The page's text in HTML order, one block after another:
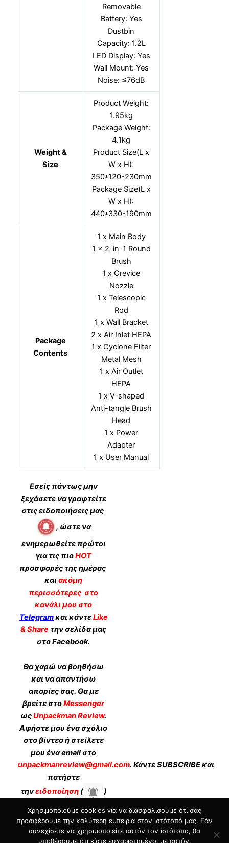
Removable
Battery: Yes
Dustbin
Capacity: 1.2L
LED Display: Yes
Wall Mount: Yes
Noise: ≤76dB
Weight &
Size
Product Weight:
1.95kg
Package Weight:
4.1kg
Product Size(L x
W x H):
350*120*230mm
Package Size(L x
W x H):
440*330*190mm
Package
Contents
1 x Main Body
1 x 2-in-1 Round
Brush
1 x Crevice
Nozzle
1 x Telescopic
Rod
1 x Wall Bracket
2 x Air Inlet HEPA
1 x Cyclone Filter
Metal Mesh
1 x Air Outlet
HEPA
1 x V-shaped
Anti-tangle Brush
Head
1 x Power
Adapter
1 x User Manual
Εσείς πάντως μην
ξεχάσετε να γραφτείτε
στις ειδοποιήσεις μας
, ώστε να
ενημερωθείτε πρώτοι
για τις πιοHOT
προσφορές της ημέρας
καιακόμη
περισσότερες στο
κανάλι μου στο
Telegramκαι κάντεLike
& Share την σελίδα μας
στο Facebook.
Θα χαρώ να βοηθήσω
και να απαντήσω
απορίες σας. Θα με
βρείτε στοMessenger
ωςUnpackman Review.
Αφήστε μου ένα σχόλιο
στο βίντεο ή στείλετε
μου ένα email στο
unpackmanreview@gmail.com. ΚάντεSUBSCRIBEκαι
πατήστε
τηνειδοποίηση(
)
στο κανάλι μου.
Unpackman
Χρησιμοποιούμε cookies για να διασφαλίσουμε ότι σας
προσφέρουμε την καλύτερη εμπειρία στον ιστότοπό μας. Εάν
συνεχίσετε να χρησιμοποιείτε αυτόν τον ιστότοπο, θα
υποθέσουμε ότι είστε ευχαριστημένοι με αυτόν.